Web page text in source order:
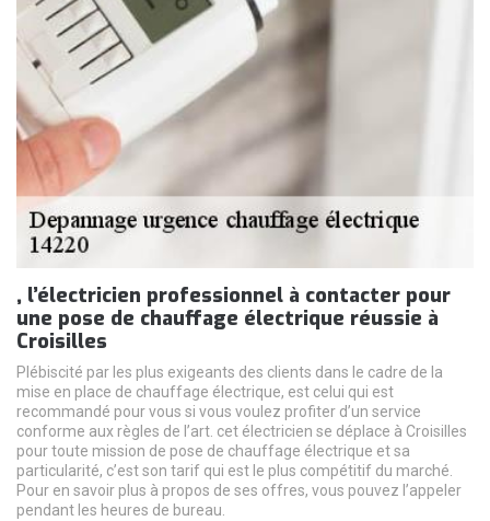
, l’électricien professionnel à contacter pour
une pose de chauffage électrique réussie à
Croisilles
Plébiscité par les plus exigeants des clients dans le cadre de la
mise en place de chauffage électrique, est celui qui est
recommandé pour vous si vous voulez profiter d’un service
conforme aux règles de l’art. cet électricien se déplace à Croisilles
pour toute mission de pose de chauffage électrique et sa
particularité, c’est son tarif qui est le plus compétitif du marché.
Pour en savoir plus à propos de ses offres, vous pouvez l’appeler
pendant les heures de bureau.